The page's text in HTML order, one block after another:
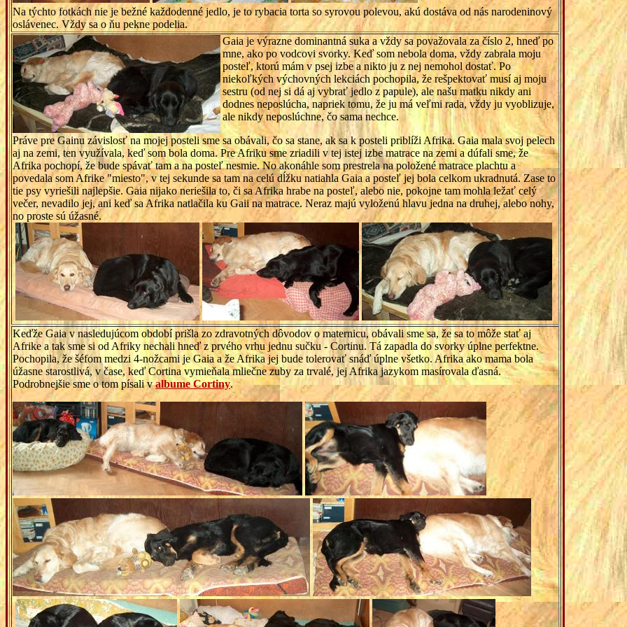
Na týchto fotkách nie je bežné každodenné jedlo, je to rybacia torta so syrovou polevou, akú dostáva od nás narodeninový
oslávenec. Vždy sa o ňu pekne podelia.
Gaia je výrazne dominantná suka a vždy sa považovala za číslo 2, hneď po
mne, ako po vodcovi svorky. Keď som nebola doma, vždy zabrala moju
posteľ, ktorú mám v psej izbe a nikto ju z nej nemohol dostať. Po
niekoľkých výchovných lekciách pochopila, že rešpektovať musí aj moju
sestru (od nej si dá aj vybrať jedlo z papule), ale našu matku nikdy ani
dodnes neposlúcha, napriek tomu, že ju má veľmi rada, vždy ju vyoblizuje,
ale nikdy neposlúchne, čo sama nechce.
Práve pre Gainu závislosť na mojej posteli sme sa obávali, čo sa stane, ak sa k posteli priblíži Afrika. Gaia mala svoj pelech
aj na zemi, ten využívala, keď som bola doma. Pre Afriku sme zriadili v tej istej izbe matrace na zemi a dúfali sme, že
Afrika pochopí, že bude spávať tam a na posteľ nesmie. No akonáhle som prestrela na položené matrace plachtu a
povedala som Afrike "miesto", v tej sekunde sa tam na celú dĺžku natiahla Gaia a posteľ jej bola celkom ukradnutá. Zase to
tie psy vyriešili najlepšie. Gaia nijako neriešila to, či sa Afrika hrabe na posteľ, alebo nie, pokojne tam mohla ležať celý
večer, nevadilo jej, ani keď sa Afrika natlačila ku Gaii na matrace. Neraz majú vyloženú hlavu jedna na druhej, alebo nohy,
no proste sú úžasné.
Keďže Gaia v nasledujúcom období prišla zo zdravotných dôvodov o maternicu, obávali sme sa, že sa to môže stať aj
Afrike a tak sme si od Afriky nechali hneď z prvého vrhu jednu sučku - Cortinu. Tá zapadla do svorky úplne perfektne.
Pochopila, že šéfom medzi 4-nožcami je Gaia a že Afrika jej bude tolerovať snáď úplne všetko. Afrika ako mama bola
úžasne starostlivá, v čase, keď Cortina vymieňala mliečne zuby za trvalé, jej Afrika jazykom masírovala ďasná.
Podrobnejšie sme o tom písali valbume Cortiny.